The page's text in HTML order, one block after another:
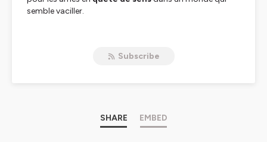
semble vaciller.
guidance intuitive et soins énergétiques
outils, mes réflexions qui, je l'espère, vous aideront
autant qu'ils m'ont aidée à trouver du sens dans un
Subscribe
SHARE EMBED